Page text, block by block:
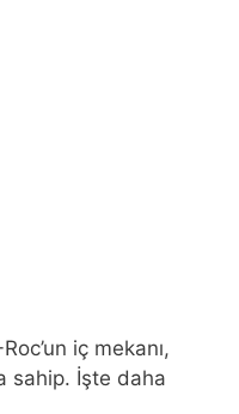
iç mekanı,
sahip. İşte daha